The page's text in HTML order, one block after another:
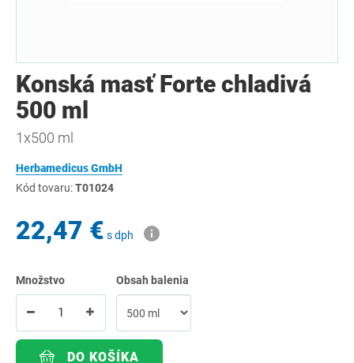
Konská masť Forte chladivá
500 ml
1x500 ml
Herbamedicus GmbH
Kód tovaru:T01024
22,47 € s dph
Množstvo Obsah balenia
DO KOŠÍKA